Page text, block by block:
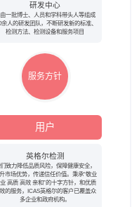
研发中心
一批博士、人员和学科带头人等组成
余人的研发团队，不断研发新的标准、
检测方法、检测设备和服务项目
服务方针
用户
英格尔检测
致力降低品质风险，保障健康安全，
市场优势，传递信任价值。秉承“敬业
高质 高效 亲和”的十字方针，和优质
的服务，ICAS英格尔的客户已覆盖众
多企业和政府机构。